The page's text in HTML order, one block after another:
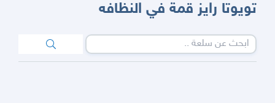
تويوتا رايز قمة في النظافه